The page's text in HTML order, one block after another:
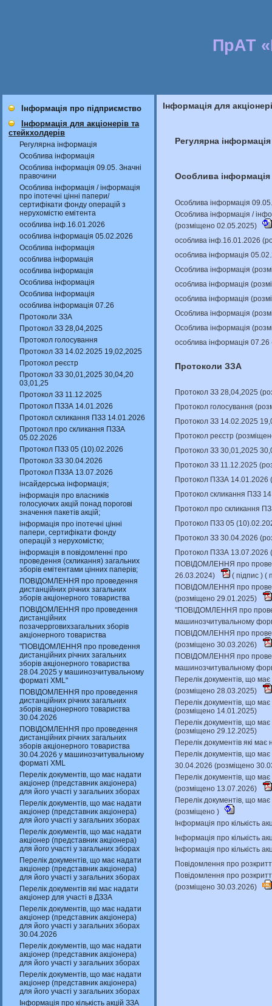
ПрАТ
Інформація про підприємство
Інформація для акціонерів та
стейкхолдерів
Регулярна інформація
Особлива інформація
Особлива інформація 09.05. Значні
правочини
Особлива інформація / інформація
про іпотечні цінні папери/
сертифікати фонду операцій з
нерухомістю емітента
особлива інф.16.01.2026
особлива інформація 05.02.2026
Особлива інформація
особлива інформація
особлива інформація
Особлива інформація
Особлива інформація
особлива інформація 07.26
Протоколи ЗЗА
Протокол ЗЗ 28,04,2025
Протокол голосування
Протокол ЗЗ 14.02.2025 19,02,2025
Протокол реєстр
Протокол ЗЗ 30,01,2025 30,04,20
03,01,25
Протокол ЗЗ 11.12.2025
Протокол ПЗЗА 14.01.2026
Протокол скликання ПЗЗ 14.01.2026
Протокол про скликання ПЗЗА
05.02.2026
Протокол ПЗЗ 05 (10).02.2026
Протокол ЗЗ 30.04.2026
Протокол ПЗЗА 13.07.2026
інсайдерська інформація;
інформація про власників
голосуючих акцій понад порогові
значення пакетів акцій;
інформація про іпотечні цінні
папери, сертифікати фонду
операцій з нерухомістю;
інформація в повідомленні про
проведення (скликання) загальних
зборів емітентами цінних паперів;
ПОВІДОМЛЕННЯ про проведення
дистанційних річних загальних
зборів акціонерного товариства
ПОВІДОМЛЕННЯ про проведення
дистанційних
позачеррговихзагальних зборів
акціонерного товариства
"ПОВІДОМЛЕННЯ про проведення
дистанційних річних загальних
зборів акціонерного товариства
28.04.2025 у машинозчитувальному
форматі XML"
ПОВІДОМЛЕННЯ про проведення
дистанційних річних загальних
зборів акціонерного товариства
30.04.2026
ПОВІДОМЛЕННЯ про проведення
дистанційних річних загальних
зборів акціонерного товариства
30.04.2026 у машинозчитувальному
форматі XML
Перелік документів, що має надати
акціонер (представник акціонера)
для його участі у загальних зборах
Перелік документів, що має надати
акціонер (представник акціонера)
для його участі у загальних зборах
Перелік документів, що має надати
акціонер (представник акціонера)
для його участі у загальних зборах
Перелік документів, що має надати
акціонер (представник акціонера)
для його участі у загальних зборах
Перелік документів які має надати
акціонер для участі в ДЗЗА
Перелік документів, що має надати
акціонер (представник акціонера)
для його участі у загальних зборах
30.04.2026
Перелік документів, що має надати
акціонер (представник акціонера)
для його участі у загальних зборах
Перелік документів, що має надати
акціонер (представник акціонера)
для його участі у загальних зборах
Інформація про кількість акцій ЗЗА
Інформація для
Регулярна інформація
Особлива інформація
Особлива інформація
Особлива інформація /
(розміщено 02.05.2025)
особлива інф.16.01.2026
особлива інформація
Особлива інформація
особлива інформація
особлива інформація
Особлива інформація
Особлива інформація
особлива інформація
Протоколи ЗЗА
Протокол ЗЗ 28,04,2025
Протокол голосування
Протокол ЗЗ 14.02.2025
Протокол реєстр
Протокол ЗЗ 30,01,2025
Протокол ЗЗ 11.12.2025
Протокол ПЗЗА
Протокол скликання ПЗЗ
Протокол про скликання
Протокол ПЗЗ 05
Протокол ЗЗ 30.04.2026
Протокол ПЗЗА
ПОВІДОМЛЕННЯ про
26.03.2024)
( підпис ) (
ПОВІДОМЛЕННЯ про
(розміщено 29.01.2025)
"ПОВІДОМЛЕННЯ про
машинозчитувальному
ПОВІДОМЛЕННЯ про
(розміщено 30.03.2026)
ПОВІДОМЛЕННЯ про
машинозчитувальному
Перелік документів, що
(розміщено 28.03.2025)
Перелік документів, що
(розміщено 14.01.2025)
Перелік документів, що
(розміщено 29.12.2025)
Перелік документів які
Перелік документів, що
30.04.2026 (розміщено
Перелік документів, що
(розміщено 13.07.2026)
Перелік документів, що
(розміщено )
Інформація про кількість
Інформація про кількість
Інформація про кількість
Повідомлення про
Повідомлення про
(розміщено 30.03.2026)